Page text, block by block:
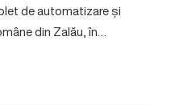
de automatizare și
din Zalău, în…